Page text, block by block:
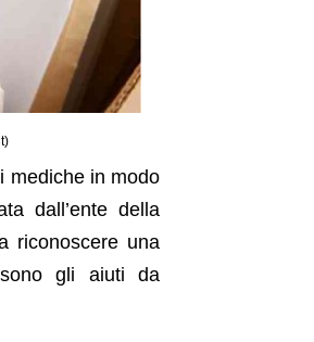
mediche in modo
dall’ente della
riconoscere una
sono gli aiuti da